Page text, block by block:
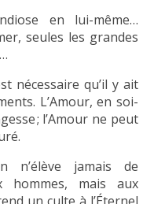
en lui-même…
seules les grandes
nécessaire qu’il y ait
L’Amour, en soi-
; l’Amour ne peut
n’élève jamais de
hommes, mais aux